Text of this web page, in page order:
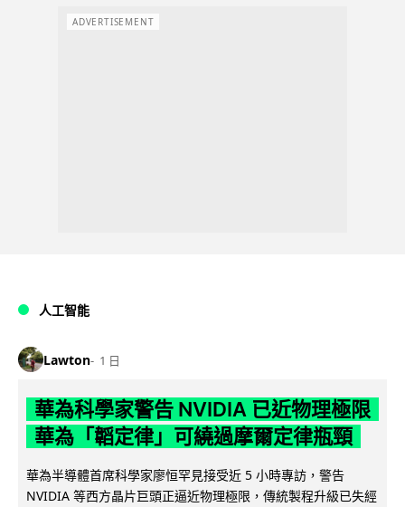
ADVERTISEMENT
人工智能
Lawton 1 日
華為科學家警告 NVIDIA 已近物理極限
華為「韜定律」可繞過摩爾定律瓶頸
華為半導體首席科學家廖恒罕見接受近 5 小時專訪，警告
NVIDIA 等西方晶片巨頭正逼近物理極限，傳統製程升級已失經